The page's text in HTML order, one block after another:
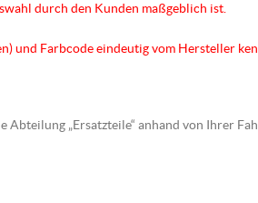
durch den Kunden maßgeblich ist.
und Farbcode eindeutig vom Hersteller
„Ersatzteile“ anhand von Ihrer